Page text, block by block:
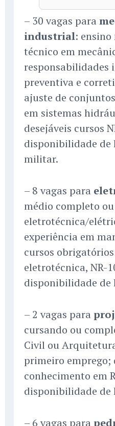
– 30 vagas para
industrial:
técnico em
responsabilidades
preventiva e
ajuste de
em sistemas
desejáveis cursos
disponibilidade de
militar.
– 8 vagas para
médio completo
eletrotécnica/
experiência em
cursos
eletrotécnica, NR-
disponibilidade de
– 2 vagas para
cursando ou
Civil ou
primeiro emprego;
conhecimento em
disponibilidade de
– 6 vagas para